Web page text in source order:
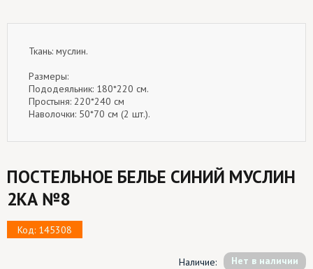
Ткань: муслин.
Размеры:
Пододеяльник: 180*220 см.
Простыня: 220*240 см
Наволочки: 50*70 см (2 шт.).
ПОСТЕЛЬНОЕ БЕЛЬЕ СИНИЙ МУСЛИН
2КА №8
Код: 145308
Наличие: Hет в наличии